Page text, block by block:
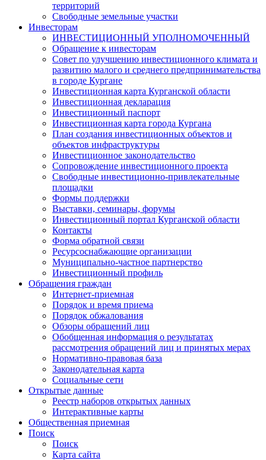
территорий
Свободные земельные участки
Инвесторам
ИНВЕСТИЦИОННЫЙ УПОЛНОМОЧЕННЫЙ
Обращение к инвесторам
Совет по улучшению инвестиционного климата и
развитию малого и среднего предпринимательства
в городе Кургане
Инвестиционная карта Курганской области
Инвестиционная декларация
Инвестиционный паспорт
Инвестиционная карта города Кургана
План создания инвестиционных объектов и
объектов инфраструктуры
Инвестиционное законодательство
Сопровождение инвестиционного проекта
Свободные инвестиционно-привлекательные
площадки
Формы поддержки
Выставки, семинары, форумы
Инвестиционный портал Курганской области
Контакты
Форма обратной связи
Ресурсоснабжающие организации
Муниципально-частное партнерство
Инвестиционный профиль
Обращения граждан
Интернет-приемная
Порядок и время приема
Порядок обжалования
Обзоры обращений лиц
Обобщенная информация о результатах
рассмотрения обращений лиц и принятых мерах
Нормативно-правовая база
Законодательная карта
Социальные сети
Открытые данные
Реестр наборов открытых данных
Интерактивные карты
Общественная приемная
Поиск
Поиск
Карта сайта